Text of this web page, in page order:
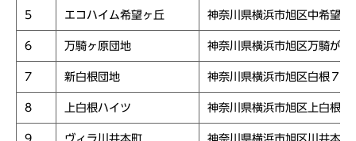
5 エコハイム希望ヶ丘 神奈川県横浜市旭区中希望が
6 万騎ヶ原団地 神奈川県横浜市旭区万騎が原
7 新白根団地 神奈川県横浜市旭区白根７－
8 上白根ハイツ 神奈川県横浜市旭区上白根３
9 ヴィラ川井本町 神奈川県横浜市旭区川井本町